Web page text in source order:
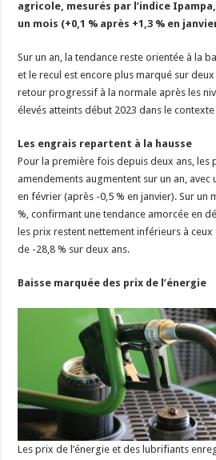
Les canicules freinent la collecte laitière
agricole, mesurés par l’indice
un mois (+0,1 % après +1,3 % en
Sur un an, la tendance reste orientée à la
et le recul est encore plus marqué sur deux
retour progressif à la normale après les
élevés atteints début 2023 dans le
Les engrais repartent à la hausse
Pour la première fois depuis deux ans, les
amendements augmentent sur un an, avec
en février (après -0,5 % en janvier). Sur un
%, confirmant une tendance amorcée en
les prix restent nettement inférieurs à ceux
de -28,8 % sur deux ans.
Baisse marquée des prix de l’énergie
Les prix de l’énergie et des lubrifiants